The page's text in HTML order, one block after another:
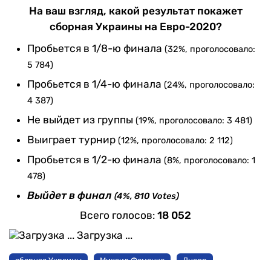
На ваш взгляд, какой результат покажет
сборная Украины на Евро-2020?
Пробьется в 1/8-ю финала (32%, проголосовало:
5 784)
Пробьется в 1/4-ю финала (24%, проголосовало:
4 387)
Не выйдет из группы (19%, проголосовало: 3 481)
Выиграет турнир (12%, проголосовало: 2 112)
Пробьется в 1/2-ю финала (8%, проголосовало: 1
478)
Выйдет в финал (4%, 810 Votes)
Всего голосов: 18 052
Загрузка ...